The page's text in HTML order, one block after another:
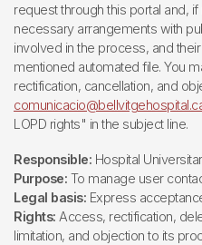
request through this portal and,
necessary arrangements with
involved in the process, and
mentioned automated file. You
rectification, cancellation, and
LOPD rights" in the subject line.
Responsible: Hospital
Purpose: To manage user
Legal basis: Express
Rights: Access, rectification,
limitation, and objection to its